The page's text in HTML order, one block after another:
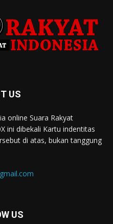
US
online Suara Rakyat
ini dibekali Kartu indentitas
di atas, bukan tanggung
US